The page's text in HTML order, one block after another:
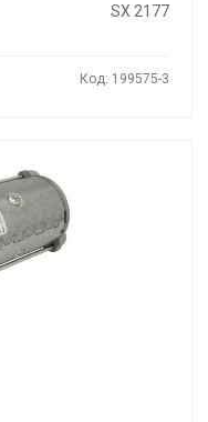
SX 2177
Код: 199575-3